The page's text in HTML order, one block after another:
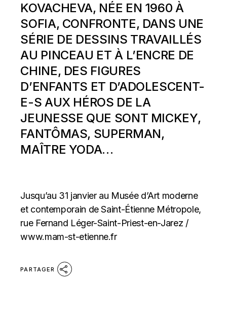
KOVACHEVA, NÉE EN 1960 À
SOFIA, CONFRONTE, DANS UNE
SÉRIE DE DESSINS TRAVAILLÉS
AU PINCEAU ET À L’ENCRE DE
CHINE, DES FIGURES
D’ENFANTS ET D’ADOLESCENT-
E-S AUX HÉROS DE LA
JEUNESSE QUE SONT MICKEY,
FANTÔMAS, SUPERMAN,
MAÎTRE YODA…
Jusqu’au 31 janvier au Musée d’Art moderne
et contemporain de Saint-Étienne Métropole,
rue Fernand Léger-Saint-Priest-en-Jarez /
www.mam-st-etienne.fr
PARTAGER